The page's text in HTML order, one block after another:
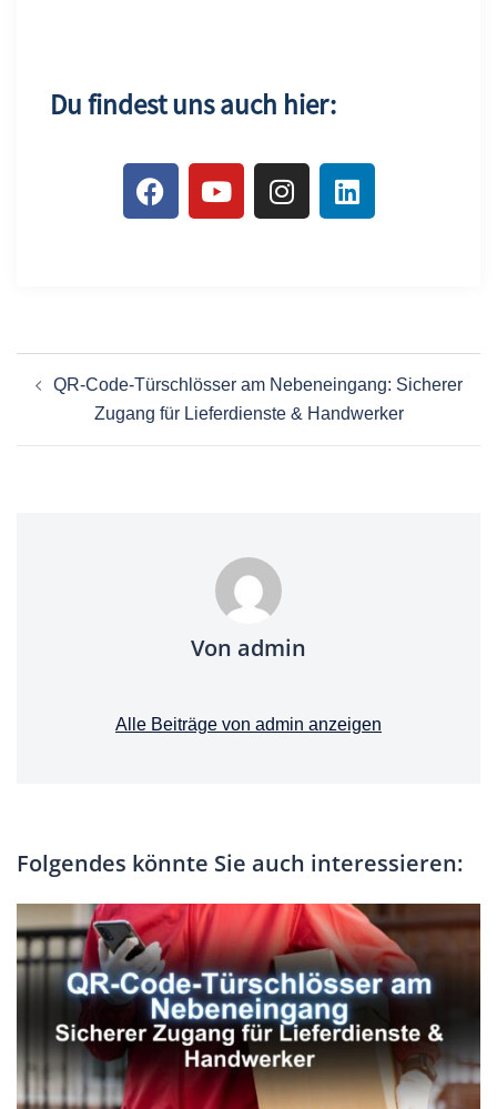
Du findest uns auch hier:
QR-Code-Türschlösser am Nebeneingang: Sicherer
Zugang für Lieferdienste & Handwerker
Von admin
Alle Beiträge von admin anzeigen
Folgendes könnte Sie auch interessieren: